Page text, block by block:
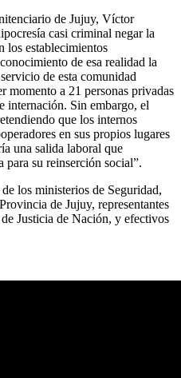
de Jujuy, Víctor
casi criminal negar la
los establecimientos
de esa realidad la
de esta comunidad
momento a 21 personas privadas
internación. Sin embargo, el
que los internos
en sus propios lugares
una salida laboral que
para su reinserción social”.
los ministerios de Seguridad,
de Jujuy, representantes
Justicia de Nación, y efectivos